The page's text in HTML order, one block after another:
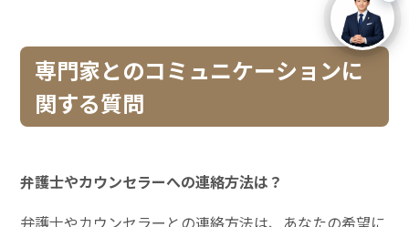
専門家とのコミュニケーションに
関する質問
弁護士やカウンセラーへの連絡方法は？